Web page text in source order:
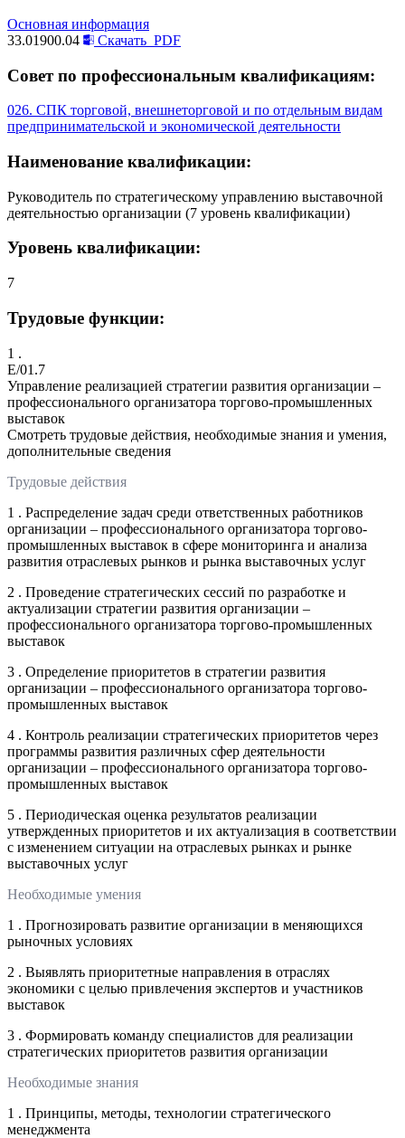
Основная информация
33.01900.04
Скачать PDF
Совет по профессиональным квалификациям:
026. СПК торговой, внешнеторговой и по отдельным видам
предпринимательской и экономической деятельности
Наименование квалификации:
Руководитель по стратегическому управлению выставочной
деятельностью организации (7 уровень квалификации)
Уровень квалификации:
7
Трудовые функции:
1 .
E/01.7
Управление реализацией стратегии развития организации –
профессионального организатора торгово-промышленных
выставок
Смотреть трудовые действия, необходимые знания и умения,
дополнительные сведения
Трудовые действия
1 . Распределение задач среди ответственных работников
организации – профессионального организатора торгово-
промышленных выставок в сфере мониторинга и анализа
развития отраслевых рынков и рынка выставочных услуг
2 . Проведение стратегических сессий по разработке и
актуализации стратегии развития организации –
профессионального организатора торгово-промышленных
выставок
3 . Определение приоритетов в стратегии развития
организации – профессионального организатора торгово-
промышленных выставок
4 . Контроль реализации стратегических приоритетов через
программы развития различных сфер деятельности
организации – профессионального организатора торгово-
промышленных выставок
5 . Периодическая оценка результатов реализации
утвержденных приоритетов и их актуализация в соответствии
с изменением ситуации на отраслевых рынках и рынке
выставочных услуг
Необходимые умения
1 . Прогнозировать развитие организации в меняющихся
рыночных условиях
2 . Выявлять приоритетные направления в отраслях
экономики с целью привлечения экспертов и участников
выставок
3 . Формировать команду специалистов для реализации
стратегических приоритетов развития организации
Необходимые знания
1 . Принципы, методы, технологии стратегического
менеджмента